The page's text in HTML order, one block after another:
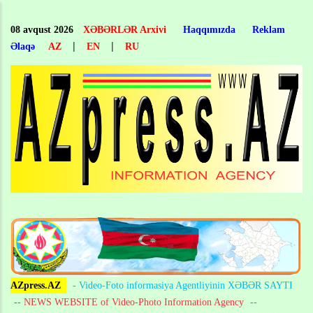
main
content
08 avqust 2026 XƏBƏRLƏR Arxivi Haqqımızda
Reklam
Əlaqə
AZ | EN | RU
AZpress.AZ
- Video-Foto informasiya Agentliyinin XƏBƏR SAYTI
-- NEWS WEBSITE of Video-Photo Information Agency --